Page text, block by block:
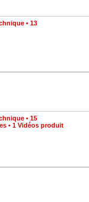
• 13
• 15
• 1 Vidéos produit